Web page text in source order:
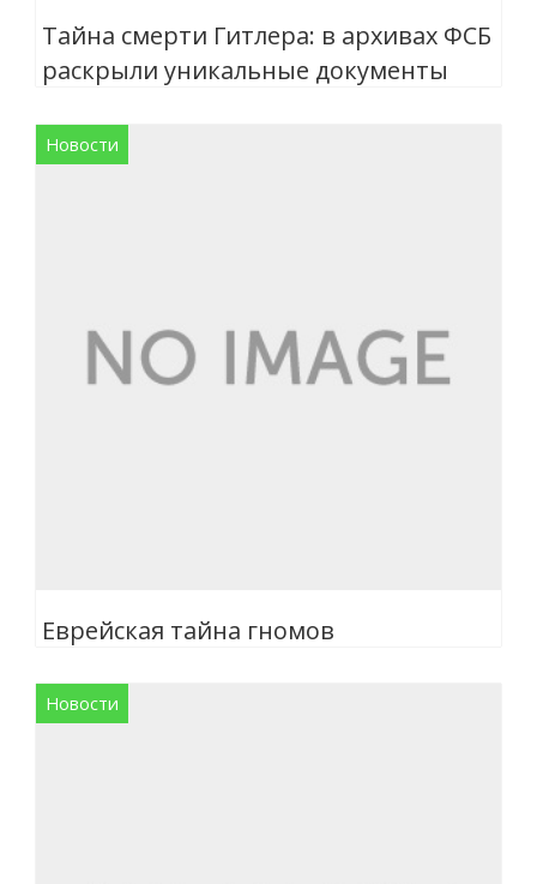
Тайна смерти Гитлера: в архивах ФСБ
раскрыли уникальные документы
Новости
Еврейская тайна гномов
Новости